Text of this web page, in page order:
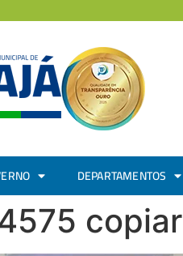
DEPARTAMENTOS
copiar